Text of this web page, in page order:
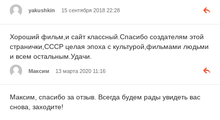
yakushkin 15 сентября 2018 22:28
Хороший фильм,и сайт классный.Спасибо создателям этой
странички,СССР целая эпоха с культурой,фильмами людьми
и всем остальным.Удачи.
Максим 13 марта 2020 11:16
Максим, спасибо за отзыв. Всегда будем рады увидеть вас
снова, заходите!